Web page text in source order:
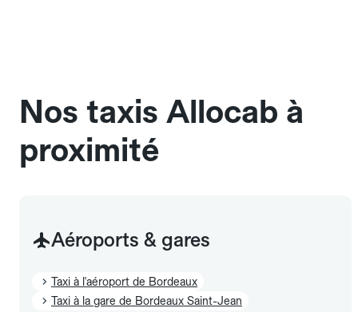
Nos taxis Allocab à
proximité
Aéroports & gares
Taxi à l'aéroport de Bordeaux
Taxi à la gare de Bordeaux Saint-Jean